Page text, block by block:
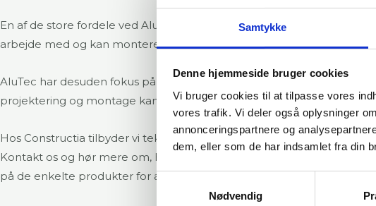
Samtykke
Denne hjemmeside bruger cookies
Vi bruger cookies til at tilpasse vores
vores trafik. Vi deler også oplysninger
annonceringspartnere og
dem, eller som de har indsamlet fra din
Samtykkevalg
Nødvendig
En af de store fordele ved AluTec-dampspærrer er deres høje
arbejde med og kan monteres hurtigt med standardværktøj og
AluTec har desuden fokus på bæredygtighed og lang levetid,
projektering og montage kan AluTec-dampspærrer være med til at
Hos Constructia tilbyder vi teknisk vejledning, produktvalg og
Kontakt os og hør mere om, hvordan AluTec-dampspærrer kan
på de enkelte produkter for at få flere informationer om AluTec-